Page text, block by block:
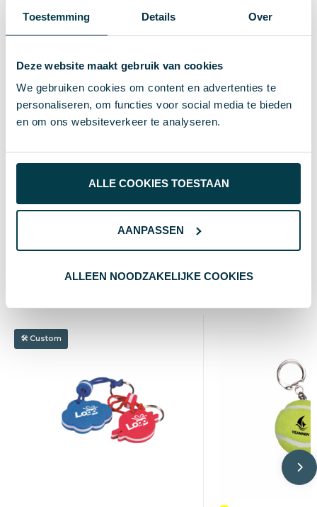
Toestemming Details Over
Deze website maakt gebruik van cookies
We gebruiken cookies om content en advertenties te
personaliseren, om functies voor social media te bieden
en om ons websiteverkeer te analyseren.
ALLE COOKIES TOESTAAN
AANPASSEN
ALLEEN NOODZAKELIJKE COOKIES
Merk IMPRESSION
neutraal
Breedte 1.5 cm
4 cm
Wat anderen bekijken
Custom